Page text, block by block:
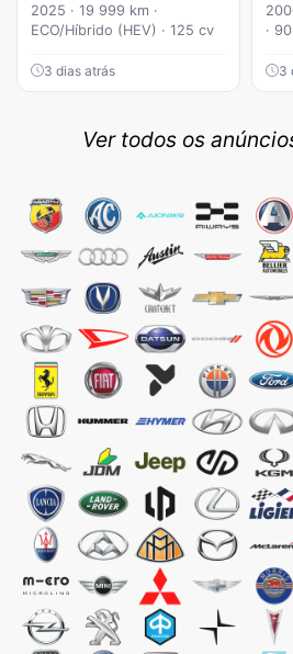
2025 · 19 999 km ·
ECO/Híbrido (HEV) · 125 cv
3 dias atrás
·
3
Ver todos os